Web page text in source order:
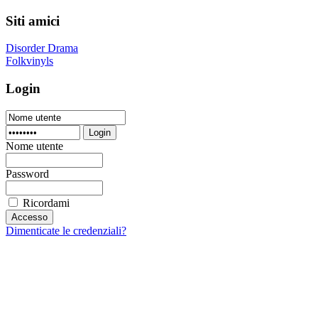
Siti amici
Disorder Drama
Folkvinyls
Login
Login
Nome utente
Password
Ricordami
Dimenticate le credenziali?